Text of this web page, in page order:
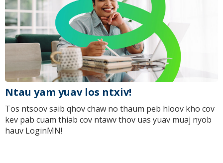
Ntau yam yuav los ntxiv!
Tos ntsoov saib qhov chaw no thaum peb hloov kho cov
kev pab cuam thiab cov ntawv thov uas yuav muaj nyob
hauv LoginMN!